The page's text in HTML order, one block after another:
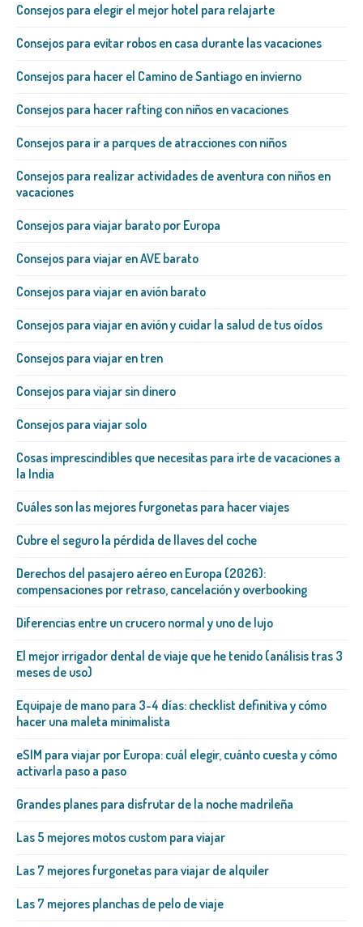
Consejos para elegir el mejor hotel para relajarte
Consejos para evitar robos en casa durante las vacaciones
Consejos para hacer el Camino de Santiago en invierno
Consejos para hacer rafting con niños en vacaciones
Consejos para ir a parques de atracciones con niños
Consejos para realizar actividades de aventura con niños en
vacaciones
Consejos para viajar barato por Europa
Consejos para viajar en AVE barato
Consejos para viajar en avión barato
Consejos para viajar en avión y cuidar la salud de tus oídos
Consejos para viajar en tren
Consejos para viajar sin dinero
Consejos para viajar solo
Cosas imprescindibles que necesitas para irte de vacaciones a
la India
Cuáles son las mejores furgonetas para hacer viajes
Cubre el seguro la pérdida de llaves del coche
Derechos del pasajero aéreo en Europa (2026):
compensaciones por retraso, cancelación y overbooking
Diferencias entre un crucero normal y uno de lujo
El mejor irrigador dental de viaje que he tenido (análisis tras 3
meses de uso)
Equipaje de mano para 3-4 días: checklist definitiva y cómo
hacer una maleta minimalista
eSIM para viajar por Europa: cuál elegir, cuánto cuesta y cómo
activarla paso a paso
Grandes planes para disfrutar de la noche madrileña
Las 5 mejores motos custom para viajar
Las 7 mejores furgonetas para viajar de alquiler
Las 7 mejores planchas de pelo de viaje